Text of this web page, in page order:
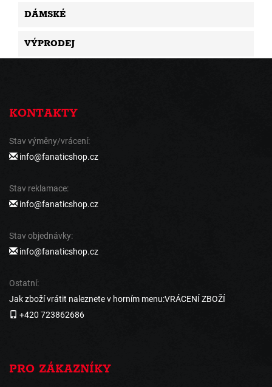
DÁMSKÉ
VÝPRODEJ
KONTAKTY
Stav výměny/vrácení:
info@fanaticshop.cz
Stav reklamace:
info@fanaticshop.cz
Stav objednávky:
info@fanaticshop.cz
Ostatní:
Jak zboží vrátit naleznete v horním menu:VRÁCENÍ ZBOŽÍ
+420 723862686
PRO ZÁKAZNÍKY